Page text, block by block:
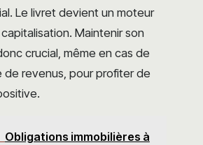
Le livret devient un moteur
Maintenir son
crucial, même en cas de
de revenus, pour profiter de
Obligations immobilières à